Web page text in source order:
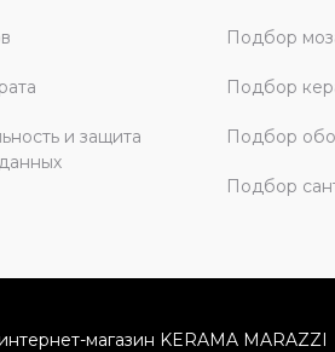
и защита
Подбор
Подбор
Подбор
Подбор
магазин KERAMA MARAZZI